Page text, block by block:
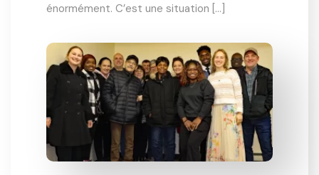
énormément. C’est une situation […]